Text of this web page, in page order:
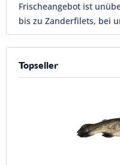
Frischeangebot ist
bis zu Zanderfilets, bei
Topseller